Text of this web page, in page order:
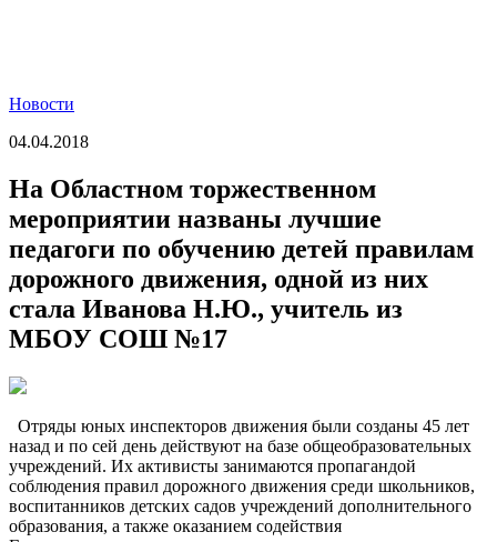
Новости
04.04.2018
На Областном торжественном
мероприятии названы лучшие
педагоги по обучению детей правилам
дорожного движения, одной из них
стала Иванова Н.Ю., учитель из
МБОУ СОШ №17
Отряды юных инспекторов движения были созданы 45 лет
назад и по сей день действуют на базе общеобразовательных
учреждений. Их активисты занимаются пропагандой
соблюдения правил дорожного движения среди школьников,
воспитанников детских садов учреждений дополнительного
образования, а также оказанием содействия